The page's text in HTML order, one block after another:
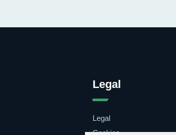
Legal
Legal
Cookies